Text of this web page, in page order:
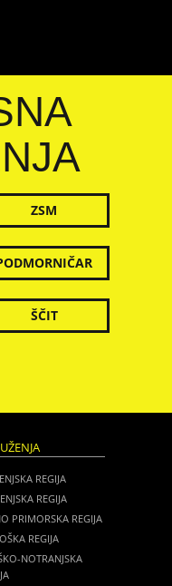
ZSM
ŠČIT
REGIJA
REGIJA
PRIMORSKA REGIJA
REGIJA
NOTRANJSKA